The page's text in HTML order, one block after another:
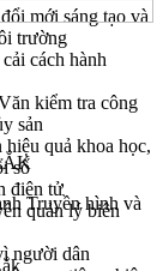
mới sáng tạo và
trường
cách hành
kiểm tra công
sản
quả khoa học,
số
điện tử
quản lý biên
người dân
Truyền hình và